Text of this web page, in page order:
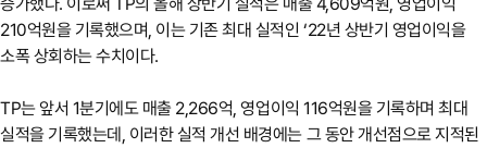
210억원을 기록했으며, 이는 기존 최대 실적인 ‘22년 상반기 영업이익을
소폭 상회하는 수치이다.
TP는 앞서 1분기에도 매출 2,266억, 영업이익 116억원을 기록하며 최대
실적을 기록했는데, 이러한 실적 개선 배경에는 그 동안 개선점으로 지적된